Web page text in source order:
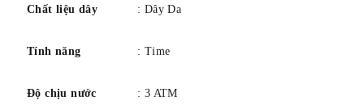
Chất liệu dây : Dây Da
Tính năng : Time
Độ chịu nước : 3 ATM